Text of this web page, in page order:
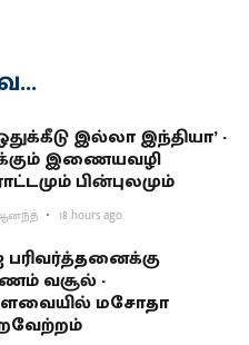
இல்லா இந்தியா’ -
இணையவழி
பின்புலமும்
ஆனந்த் 18 hours ago
பரிவர்த்தனைக்கு
வசூல் -
மசோதா